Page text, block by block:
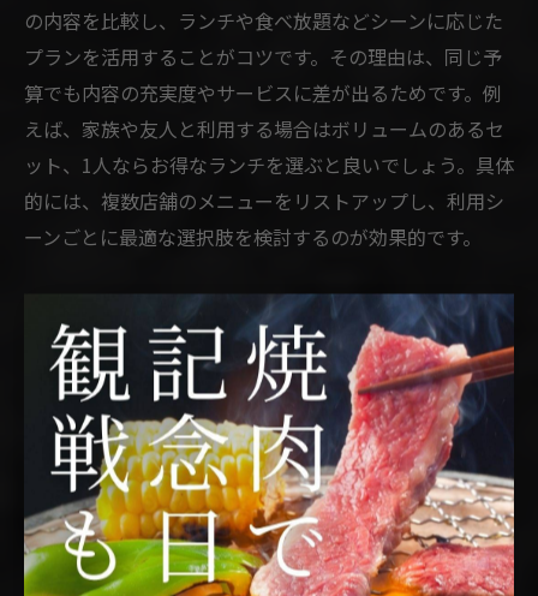
の内容を比較し、ランチや食べ放題などシーンに応じた
プランを活用することがコツです。その理由は、同じ予
算でも内容の充実度やサービスに差が出るためです。例
えば、家族や友人と利用する場合はボリュームのあるセ
ット、1人ならお得なランチを選ぶと良いでしょう。具体
的には、複数店舗のメニューをリストアップし、利用シ
ーンごとに最適な選択肢を検討するのが効果的です。
焼肉行きつけはセットメニューの内容で判断
焼肉店を行きつけにする際は、セットメニューの内容が
自分の好みや利用頻度に合っているかを重視しましょ
う。理由は、セットメニューが豊富な店舗は、コスパと
満足度の両立がしやすいからです。例えば、地元ブラン
ド牛を含むセットやサイドメニューが充実している店舗
は、飽きずに何度も通いたくなります。自分のニーズに
合うセットがあるか、内容やボリューム、選べる品数を